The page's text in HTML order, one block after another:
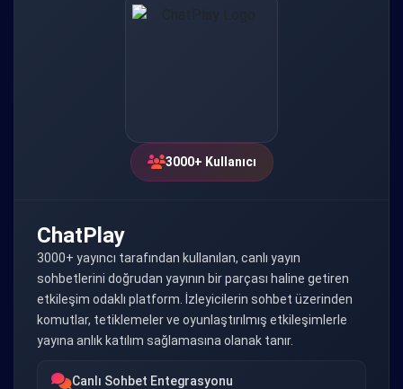
3000+ Kullanıcı
ChatPlay
3000+ yayıncı tarafından kullanılan, canlı yayın
sohbetlerini doğrudan yayının bir parçası haline getiren
etkileşim odaklı platform. İzleyicilerin sohbet üzerinden
komutlar, tetiklemeler ve oyunlaştırılmış etkileşimlerle
yayına anlık katılım sağlamasına olanak tanır.
Canlı Sohbet Entegrasyonu